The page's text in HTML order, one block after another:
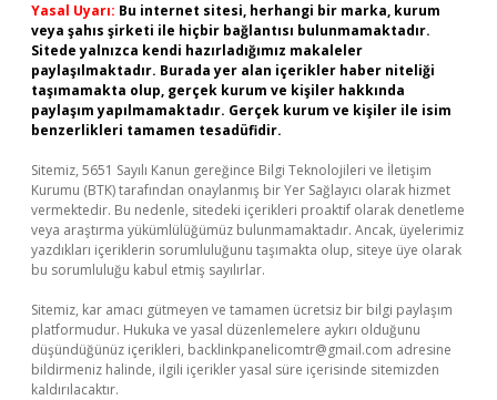
Yasal Uyarı: Bu internet sitesi, herhangi bir marka, kurum
veya şahıs şirketi ile hiçbir bağlantısı bulunmamaktadır.
Sitede yalnızca kendi hazırladığımız makaleler
paylaşılmaktadır. Burada yer alan içerikler haber niteliği
taşımamakta olup, gerçek kurum ve kişiler hakkında
paylaşım yapılmamaktadır. Gerçek kurum ve kişiler ile isim
benzerlikleri tamamen tesadüfidir.
Sitemiz, 5651 Sayılı Kanun gereğince Bilgi Teknolojileri ve İletişim
Kurumu (BTK) tarafından onaylanmış bir Yer Sağlayıcı olarak hizmet
vermektedir. Bu nedenle, sitedeki içerikleri proaktif olarak denetleme
veya araştırma yükümlülüğümüz bulunmamaktadır. Ancak, üyelerimiz
yazdıkları içeriklerin sorumluluğunu taşımakta olup, siteye üye olarak
bu sorumluluğu kabul etmiş sayılırlar.
Sitemiz, kar amacı gütmeyen ve tamamen ücretsiz bir bilgi paylaşım
platformudur. Hukuka ve yasal düzenlemelere aykırı olduğunu
düşündüğünüz içerikleri, backlinkpanelicomtr@gmail.com adresine
bildirmeniz halinde, ilgili içerikler yasal süre içerisinde sitemizden
kaldırılacaktır.